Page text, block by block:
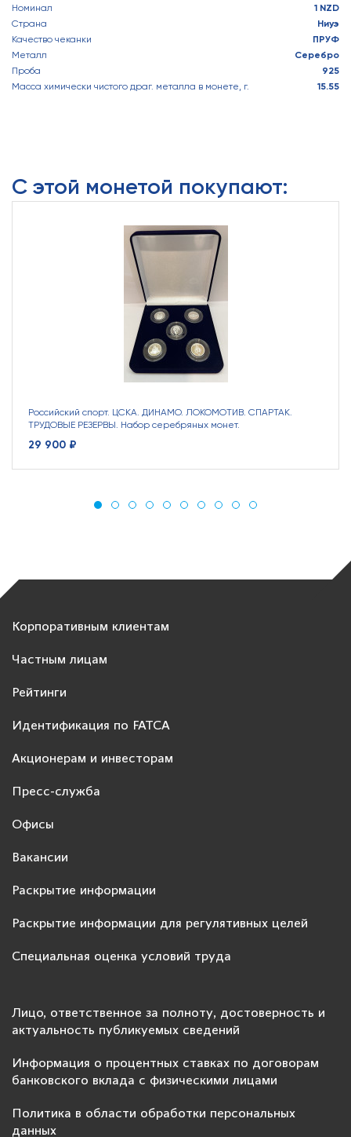
Номинал
1 NZD
Страна
Ниуэ
Качество чеканки
ПРУФ
Металл
Серебро
Проба
925
Масса химически чистого драг. металла в монете, г.
15.55
С этой монетой покупают:
Российский спорт. ЦСКА. ДИНАМО. ЛОКОМОТИВ. СПАРТАК.
ТРУДОВЫЕ РЕЗЕРВЫ. Набор серебряных монет.
29 900 ₽
Корпоративным клиентам
Частным лицам
Рейтинги
Идентификация по FATCA
Акционерам и инвесторам
Пресс-служба
Офисы
Вакансии
Раскрытие информации
Раскрытие информации для регулятивных целей
Специальная оценка условий труда
Лицо, ответственное за полноту, достоверность и
актуальность публикуемых сведений
Информация о процентных ставках по договорам
банковского вклада с физическими лицами
Политика в области обработки персональных
данных